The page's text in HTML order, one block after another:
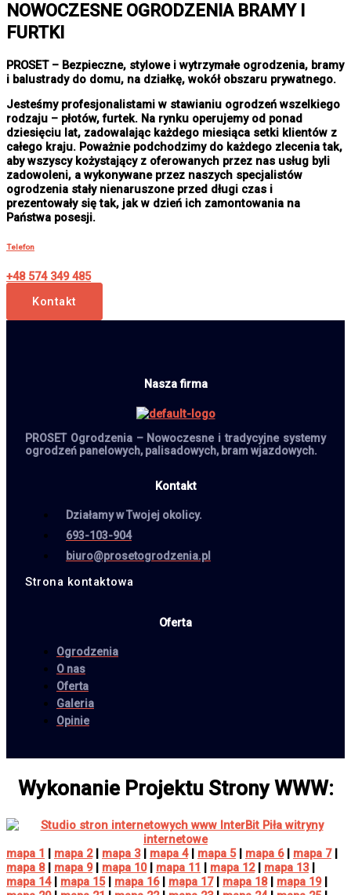
NOWOCZESNE OGRODZENIA BRAMY I
FURTKI
PROSET – Bezpieczne, stylowe i wytrzymałe ogrodzenia, bramy
i balustrady do domu, na działkę, wokół obszaru prywatnego.
Jesteśmy profesjonalistami w stawianiu ogrodzeń wszelkiego
rodzaju – płotów, furtek. Na rynku operujemy od ponad
dziesięciu lat, zadowalając każdego miesiąca setki klientów z
całego kraju. Poważnie podchodzimy do każdego zlecenia tak,
aby wszyscy kożystający z oferowanych przez nas usług byli
zadowoleni, a wykonywane przez naszych specjalistów
ogrodzenia stały nienaruszone przed długi czas i
prezentowały się tak, jak w dzień ich zamontowania na
Państwa posesji.
Telefon
+48 574 349 485
Kontakt
Nasza firma
PROSET Ogrodzenia – Nowoczesne i tradycyjne systemy
ogrodzeń panelowych, palisadowych, bram wjazdowych.
Kontakt
Działamy w Twojej okolicy.
693-103-904
biuro@prosetogrodzenia.pl
Strona kontaktowa
Oferta
Ogrodzenia
O nas
Oferta
Galeria
Opinie
Wykonanie Projektu Strony WWW:
mapa 1 mapa 2| mapa 3| mapa 4| mapa 5| mapa 6| mapa 7|
mapa 8| mapa 9| mapa 10| mapa 11 mapa 12| mapa 13|
mapa 14| mapa 15| mapa 16| mapa 17| mapa 18| mapa 19|